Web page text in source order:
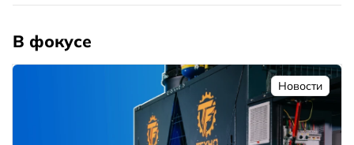
В фокусе
Новости